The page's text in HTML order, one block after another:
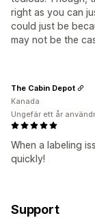
right as you can
could just be
may not be the
When a labeling
quickly!
The Cabin Depot
Kanada
Ungefär ett år
Support